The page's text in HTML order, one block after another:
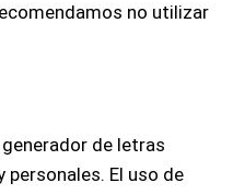
no utilizar
de letras
El uso de